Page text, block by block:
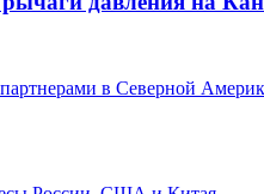
в Северной